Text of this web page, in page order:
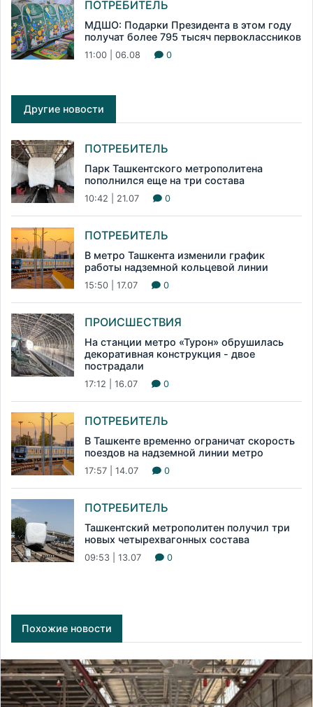
ПОТРЕБИТЕЛЬ
МДШО: Подарки Президента в этом году
получат более 795 тысяч первоклассников
11:00 | 06.08 0
Другие новости
ПОТРЕБИТЕЛЬ
Парк Ташкентского метрополитена
пополнился еще на три состава
10:42 | 21.07 0
ПОТРЕБИТЕЛЬ
В метро Ташкента изменили график
работы надземной кольцевой линии
15:50 | 17.07 0
ПРОИСШЕСТВИЯ
На станции метро «Турон» обрушилась
декоративная конструкция - двое
пострадали
17:12 | 16.07 0
ПОТРЕБИТЕЛЬ
В Ташкенте временно ограничат скорость
поездов на надземной линии метро
17:57 | 14.07 0
ПОТРЕБИТЕЛЬ
Ташкентский метрополитен получил три
новых четырехвагонных состава
09:53 | 13.07 0
Похожие новости